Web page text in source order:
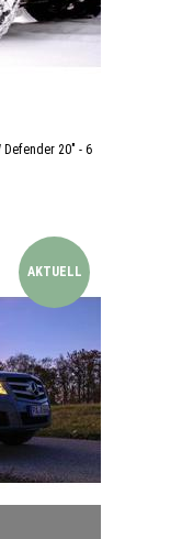
Defender 20" - 6
AKTUELL